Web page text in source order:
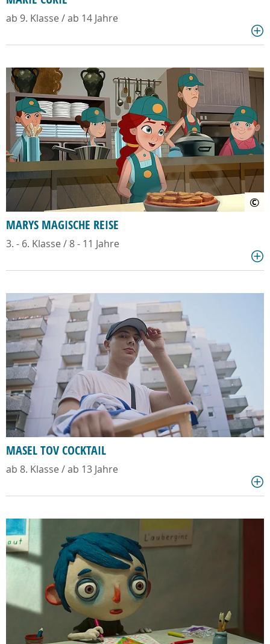
ab 9. Klasse / ab 14 Jahre
©
MARYS MAGISCHE REISE
3. - 6. Klasse / 8 - 11 Jahre
MASEL TOV COCKTAIL
ab 8. Klasse / ab 13 Jahre